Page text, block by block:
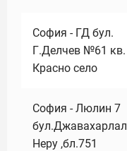
София - ГД бул.
Г.Делчев №61 кв.
Красно село
София - Люлин 7
бул.Джавахарлал
Неру ,бл.751